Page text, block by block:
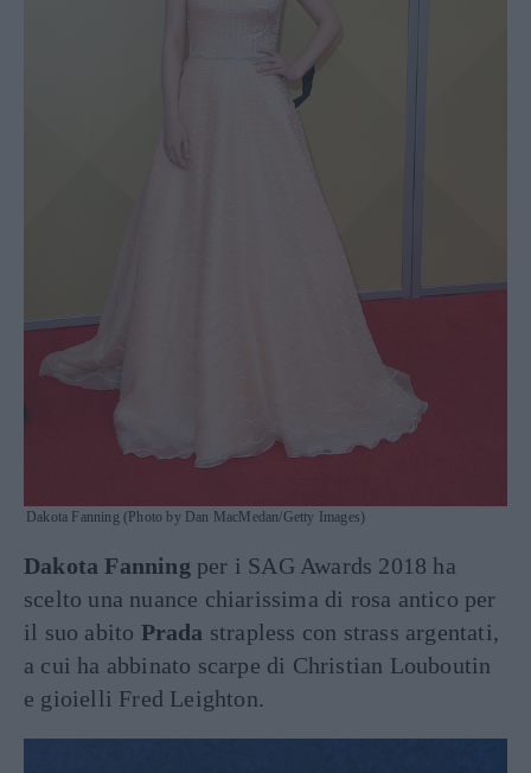
Dakota Fanning (Photo by Dan MacMedan/Getty Images)
Dakota Fanning per i SAG Awards 2018 ha
scelto una nuance chiarissima di rosa antico per
il suo abito Prada strapless con strass argentati,
a cui ha abbinato scarpe di Christian Louboutin
e gioielli Fred Leighton.